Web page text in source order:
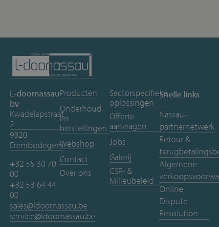
L-doornassau
bv
Kwadelapstraat
2
9320
Erembodegem
+32 55 30 70
00
+32 53 64 44
00
sales@ldoornassau.be
service@ldoornassau.be
Producten
Onderhoud
en
herstellingen
Webshop
Contact
Over ons
Sectorspecifieke
oplossingen
Offerte
aanvragen
Jobs
Galerij
CSR- &
Milieubeleid
Snelle links
Nassau-
partnernetwerk
Retour &
Algemene
Online
Dispute
Resolution